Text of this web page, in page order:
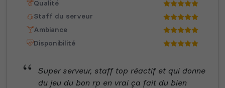
Qualité
Staff du serveur
Ambiance
Disponibilité
Super serveur, staff top réactif et qui donne
du jeu du bon rp en vrai ça fait du bien